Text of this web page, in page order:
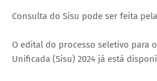
Consulta do Sisu pode ser feita
O edital do processo seletivo para
Unificada (Sisu) 2024 já está